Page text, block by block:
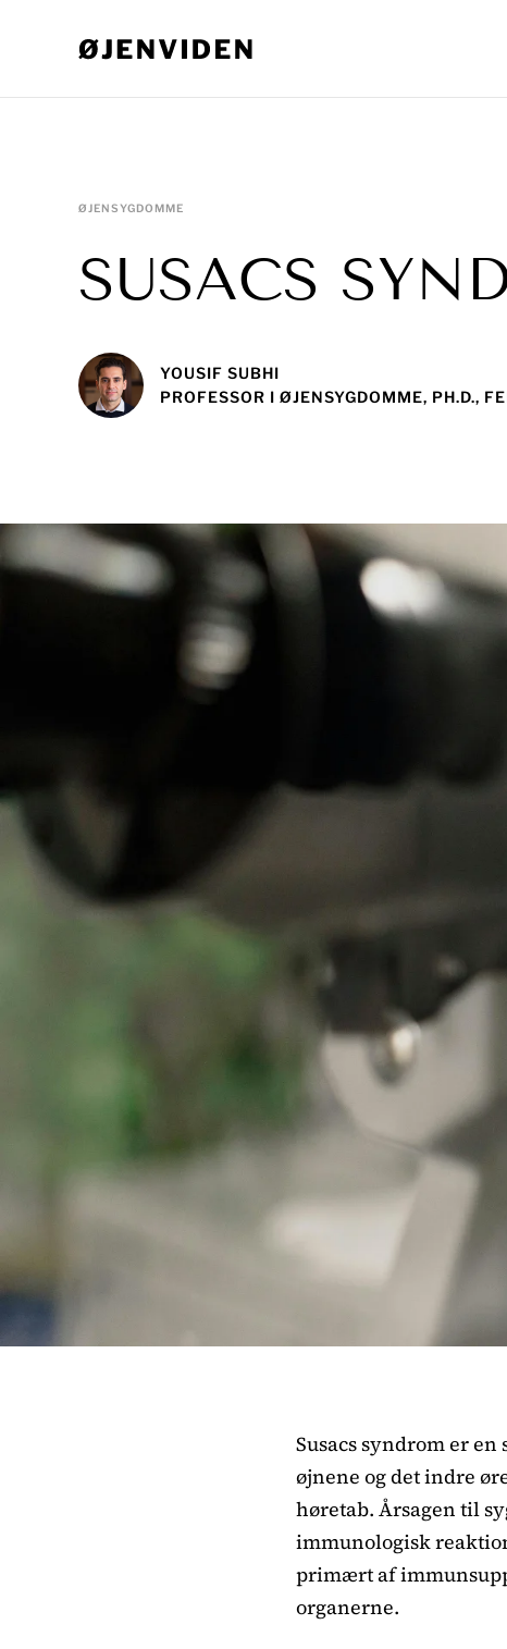
ØJENSYGDOMME
SUSACS
YOUSIF SUBHI
PROFESSOR I ØJENSYGDOMME, PH.D.,
Susacs syndrom er
øjnene og det indre
høretab. Årsagen til
immunologisk
primært af
organerne.